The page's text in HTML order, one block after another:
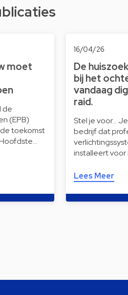
moet
de
(EPB)
toekomst
16/04/26
De
bij het
vandaag
raid.
Stel je voor…
bedrijf dat
installeert
Lees Meer